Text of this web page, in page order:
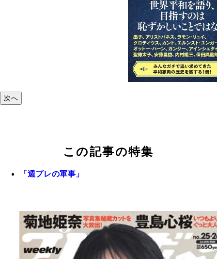
次へ
この記事の特集
「週プレの軍事」